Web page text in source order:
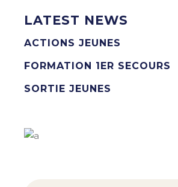
LATEST NEWS
ACTIONS JEUNES
FORMATION 1ER SECOURS
SORTIE JEUNES